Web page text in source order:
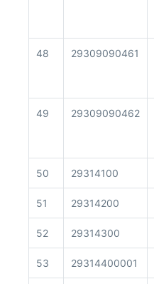
48 29309090461
49 29309090462
50 29314100
51 29314200
52 29314300
53 29314400001